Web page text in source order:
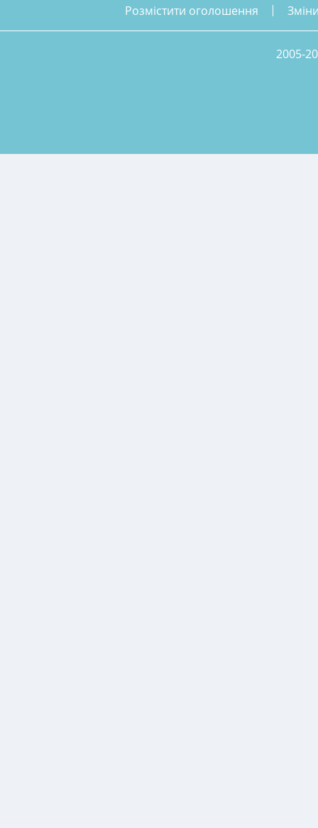
розмістити оголошення
2005-